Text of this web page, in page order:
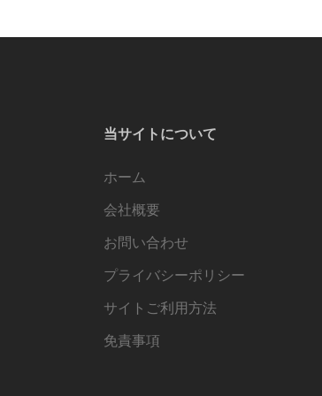
当サイトについて
ホーム
会社概要
お問い合わせ
プライバシーポリシー
サイトご利用方法
免責事項